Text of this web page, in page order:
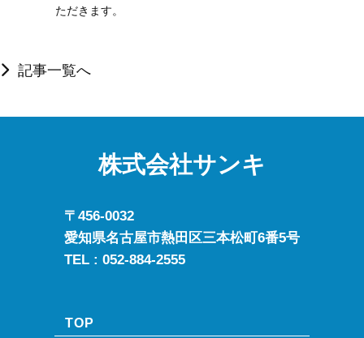
ただきます。
記事一覧へ
株式会社サンキ
〒456-0032
愛知県名古屋市熱田区三本松町6番5号
TEL : 052-884-2555
TOP